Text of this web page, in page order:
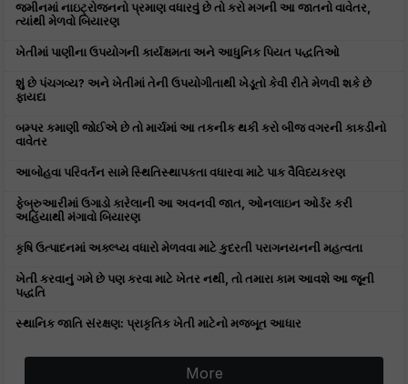
જમીનમાં નાઇટ્રોજનનો પ્રમાણ વધારવું છે તો કરો મગની આ જાતનો વાવેતર,
ત્યાંથી મેળવો બિયારણ
ખેતીમાં પાણીના ઉપયોગની કાર્યક્ષમતા અને આધુનિક પિયત પદ્ધતિઓ
શું છે પંચગવ્ય? અને ખેતીમાં તેની ઉપયોગીતાથી ખેડૂતો કેવી રીતે મેળવી શકે છે
ફાયદા
બમ્પર કમાણી જોઈએ છે તો માર્ચમાં આ તકનીક થકી કરો બીજ વગરની કાકડીનો
વાવેતર
આબોહવા પરિવર્તન સામે સ્થિતિસ્થાપકતા વધારવા માટે પાક વૈવિધ્યકરણ
ફેબ્રુઆરીમાં ઉગાડો કારેલાની આ અવનવી જાત, ઓનલાઇન ઓર્ડર કરી
અહિંયાથી મંગાવો બિયારણ
કૃષિ ઉત્પાદનમાં અક્લ્પ્ય વધારો મેળવવા માટે કુદરતી પરાગનયનની મહત્વતા
ખેતી કરવાનું ગમે છે પણ કરવા માટે ખેતર નથી, તો તમારા કામ આવશે આ જૂની
પદ્ધતિ
સ્થાનિક જાતિ સંરક્ષણ: પ્રાકૃતિક ખેતી માટેનો મજબૂત આધાર
More